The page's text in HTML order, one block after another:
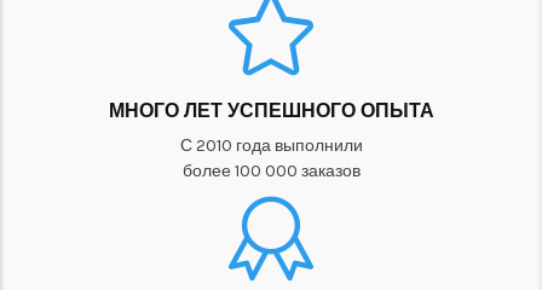
МНОГО ЛЕТ УСПЕШНОГО ОПЫТА
С 2010 года выполнили
более 100 000 заказов